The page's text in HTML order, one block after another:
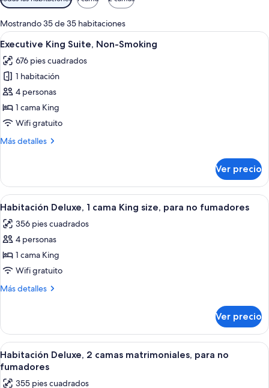
disponibles
para
las
habitaciones
Mostrando 35 de 35 habitaciones
Abrir
todas
las
fotos
de
Executive
King
Non-
Una habitación de hotel moderna
7
Executive King Suite, Non-Smoking
676 pies cuadrados
1 habitación
4 personas
1 cama King
Wifi gratuito
Más detalles
Más
King
Suite,
Non-
Ver precio
Abrir
todas
las
fotos
de
Habitación
Deluxe,
King
size,
para
no
fumadores
Una habitación de hotel moderna
10
Habitación Deluxe, 1 cama King size, para no fumadores
356 pies cuadrados
4 personas
1 cama King
Wifi gratuito
Más detalles
Más
Deluxe,
cama
King
para
Ver precio
Abrir
todas
las
Habitación de hotel con dos camas,
6
Habitación Deluxe, 2 camas matrimoniales, para no
fumadores
355 pies cuadrados